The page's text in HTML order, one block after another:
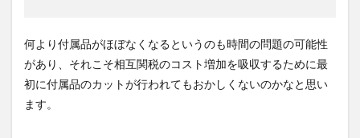
何より付属品がほぼなくなるというのも時間の問題の可能性
があり、それこそ相互関税のコスト増加を吸収するために最
初に付属品のカットが行われてもおかしくないのかなと思い
ます。